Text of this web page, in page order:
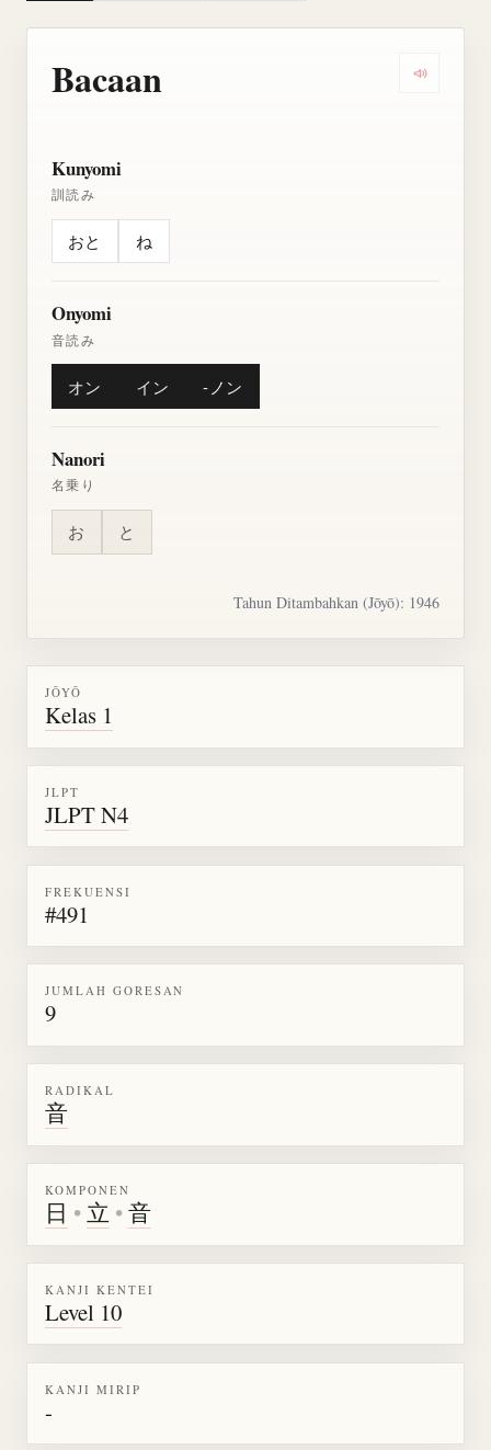
Bacaan
Kunyomi
訓読み
おと ね
Onyomi
音読み
オン イン -ノン
Nanori
名乗り
お と
Tahun Ditambahkan (Jōyō): 1946
JŌYŌ
Kelas 1
JLPT
JLPT N4
FREKUENSI
#491
JUMLAH GORESAN
9
RADIKAL
音
KOMPONEN
日 • 立 •音
KANJI KENTEI
Level 10
KANJI MIRIP
-